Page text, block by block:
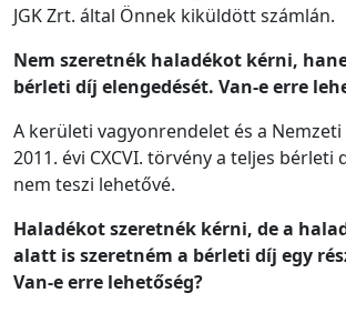
JGK Zrt. által Önnek kiküldött számlán.
Nem szeretnék haladékot kérni,
bérleti díj elengedését. Van-e erre
A kerületi vagyonrendelet és a
2011. évi CXCVI. törvény a teljes bérleti
nem teszi lehetővé.
Haladékot szeretnék kérni, de a
alatt is szeretném a bérleti díj egy
Van-e erre lehetőség?